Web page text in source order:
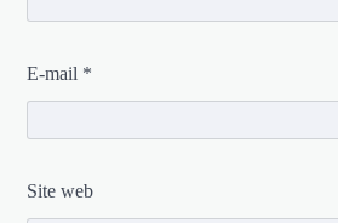
E-mail *
Site web